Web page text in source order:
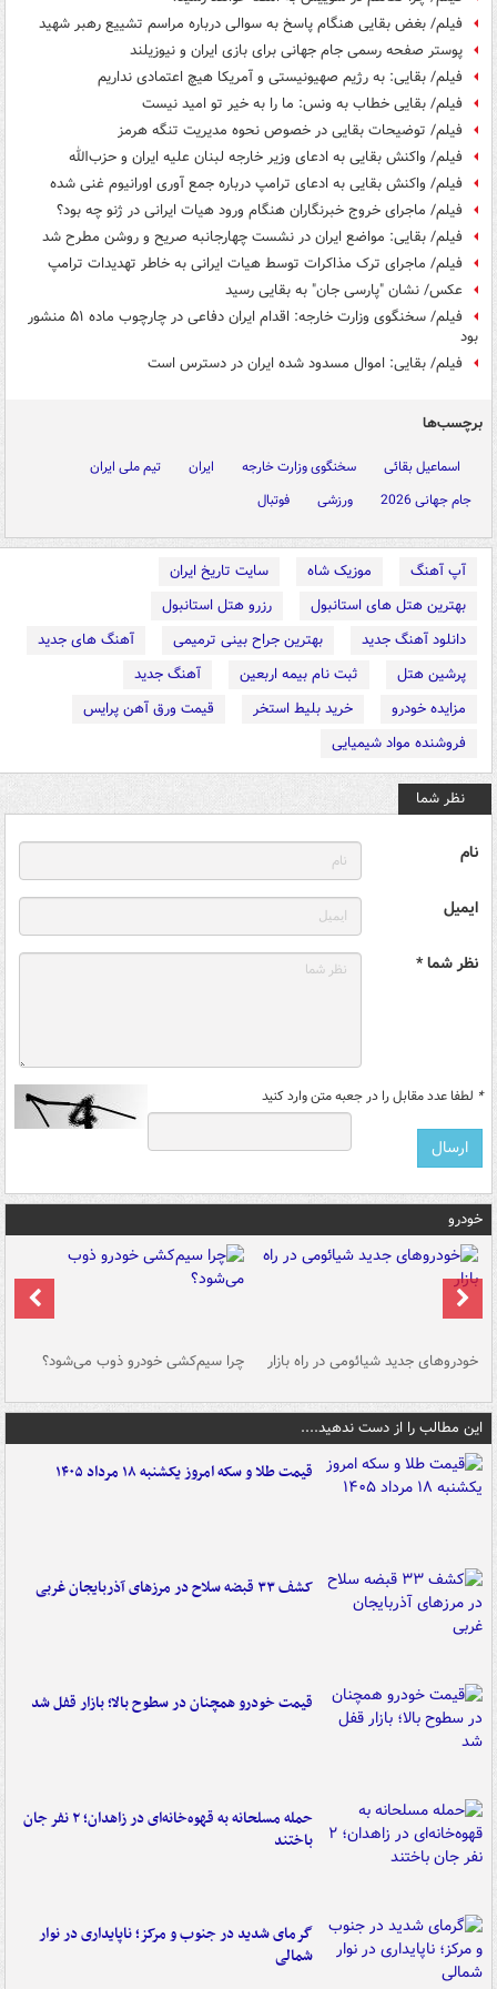
فیلم/ بغض بقایی هنگام پاسخ به سوالی درباره مراسم تشییع رهبر شهید
پوستر صفحه رسمی جام جهانی برای بازی ایران و نیوزیلند
فیلم/ بقایی: به رژیم صهیونیستی و آمریکا هیچ اعتمادی نداریم
فیلم/ بقایی خطاب به ونس: ما را به خیر تو امید نیست
فیلم/ توضیحات بقایی در خصوص نحوه مدیریت تنگه هرمز
فیلم/ واکنش بقایی به ادعای وزیر خارجه لبنان علیه ایران و حزب‌الله
فیلم/ واکنش بقایی به ادعای ترامپ درباره جمع آوری اورانیوم غنی شده
فیلم/ ماجرای خروج خبرنگاران هنگام ورود هیات ایرانی در ژنو چه بود؟
فیلم/ بقایی: مواضع ایران در نشست چهارجانبه صریح و روشن مطرح شد
فیلم/ ماجرای ترک مذاکرات توسط هیات ایرانی به خاطر تهدیدات ترامپ
عکس/ نشان "پارسی جان" به بقایی رسید
فیلم/ سخنگوی وزارت خارجه: اقدام ایران دفاعی در چارچوب ماده ۵۱ منشور
بود
فیلم/ بقایی: اموال مسدود شده ایران در دسترس است
برچسب‌ها
اسماعیل بقائی سخنگوی وزارت خارجه ایران
تیم ملی ایران
جام جهانی 2026
ورزشی فوتبال
آپ آهنگ موزیک شاه
سایت تاریخ ایران
بهترین هتل های استانبول
رزرو هتل استانبول
دانلود آهنگ جدید
بهترین جراح بینی ترمیمی
آهنگ های جدید
پرشین هتل
ثبت نام بیمه اربعین
آهنگ جدید
مزایده خودرو
خرید بلیط استخر
قیمت ورق آهن پرایس
فروشنده مواد شیمیایی
نظر شما
نام
ایمیل
نظر شما *
* لطفا عدد مقابل را در جعبه متن وارد کنید
خودرو
خودروهای جدید شیائومی در راه بازار چرا سیم‌کشی خودرو ذوب می‌شود؟
این مطالب را از دست ندهید....
قیمت طلا و سکه امروز یکشنبه ۱۸ مرداد ۱۴۰۵
کشف ۳۳ قبضه سلاح در مرزهای آذربایجان غربی
قیمت خودرو همچنان در سطوح بالا؛ بازار قفل شد
حمله مسلحانه به قهوه‌خانه‌ای در زاهدان؛ ۲ نفر جان
باختند
گرمای شدید در جنوب و مرکز؛ ناپایداری در نوار
شمالی